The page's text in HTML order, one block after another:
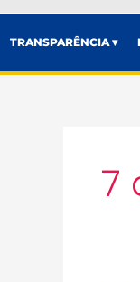
TRANSPARÊNCIA ▾
7